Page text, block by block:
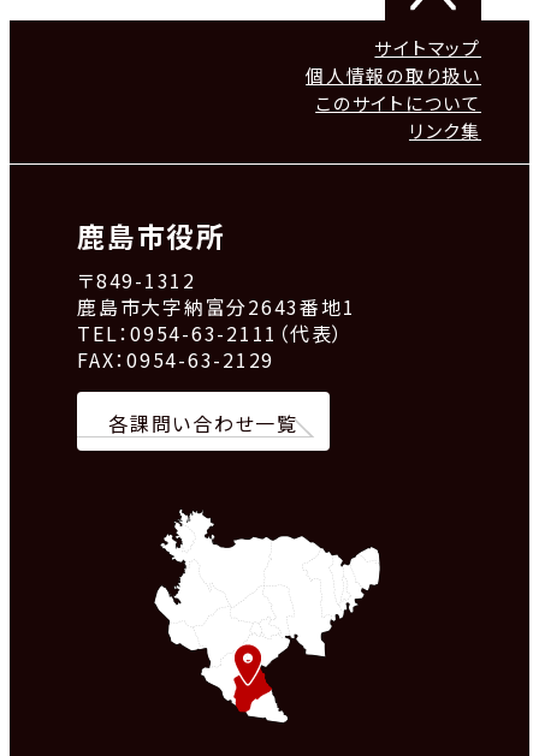
サイトマップ
個人情報の取り扱い
このサイトについて
リンク集
鹿島市役所
〒849-1312
鹿島市大字納富分2643番地1
TEL：0954-63-2111（代表）
FAX：0954-63-2129
各課問い合わせ一覧